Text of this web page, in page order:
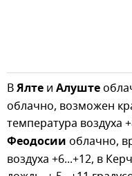
ВЯлте и Алуште
облачно, возможен
температура воздуха
Феодосии облачно,
воздуха +6...+12, в